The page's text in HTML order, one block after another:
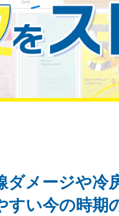
ダメージや冷
すい今の時期